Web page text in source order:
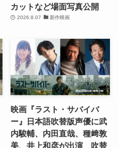
カットなど場面写真公開
2026.8.07 新作映画
映画『ラスト・サバイバ
ー』日本語吹替版声優に武
内駿輔、内田直哉、種﨑敦
美、井上和彦が出演 吹替